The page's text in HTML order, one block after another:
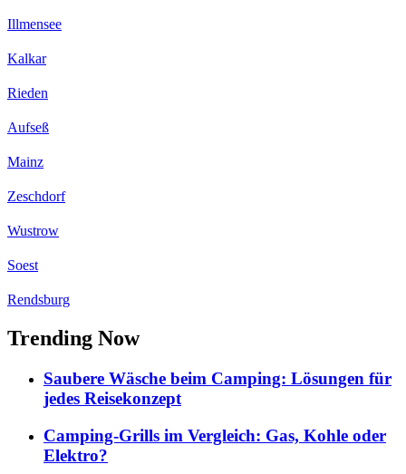
Illmensee
Kalkar
Rieden
Aufseß
Mainz
Zeschdorf
Wustrow
Soest
Rendsburg
Trending Now
Saubere Wäsche beim Camping: Lösungen für
jedes Reisekonzept
Camping-Grills im Vergleich: Gas, Kohle oder
Elektro?